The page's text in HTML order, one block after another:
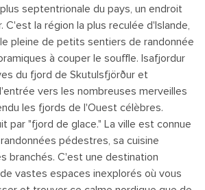
septentrionale du pays, un endroit
C'est la région la plus reculée d'Islande,
pleine de petits sentiers de randonnée
à couper le souffle. Isafjordur
du fjord de Skutulsfjörður et
vers les nombreuses merveilles
les fjords de l'Ouest célèbres.
par "fjord de glace." La ville est connue
pédestres, sa cuisine
branchés. C'est une destination
vastes espaces inexplorés où vous